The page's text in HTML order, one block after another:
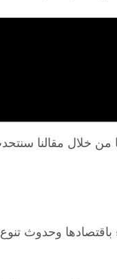
من خلال مقالنا
وحدوث